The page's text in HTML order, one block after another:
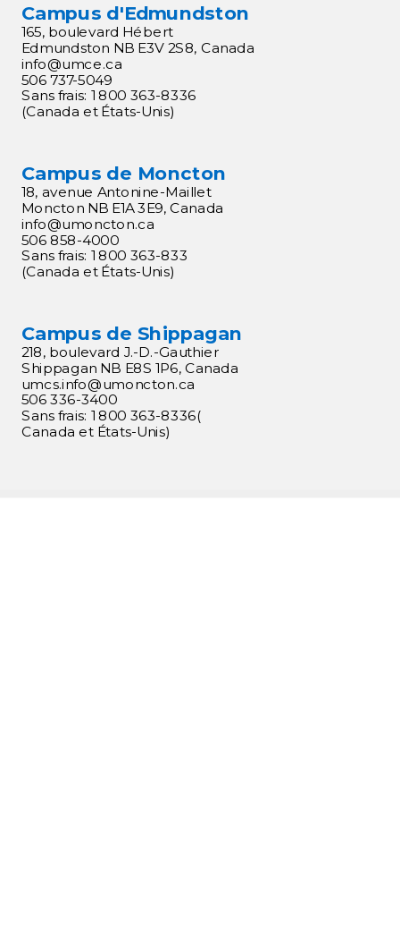
Campus d'Edmundston
165, boulevard Hébert
Edmundston NB E3V 2S8, Canada
info@umce.ca
506 737-5049
Sans frais: 1 800 363-8336
(Canada et États-Unis)
Campus de Moncton
18, avenue Antonine-Maillet
Moncton NB E1A 3E9, Canada
info@umoncton.ca
506 858-4000
Sans frais: 1 800 363-833
(Canada et États-Unis)
Campus de Shippagan
218, boulevard J.-D.-Gauthier
Shippagan NB E8S 1P6, Canada
umcs.info@umoncton.ca
506 336-3400
Sans frais: 1 800 363-8336(
Canada et États-Unis)